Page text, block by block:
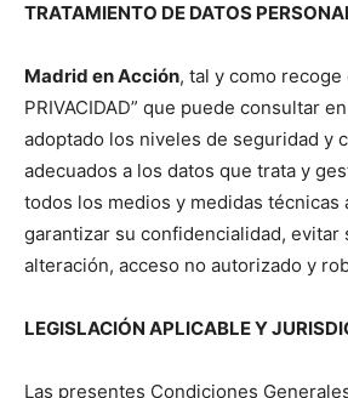
TRATAMIENTO DE DATOS
Madrid en Acción, tal y como recoge
PRIVACIDAD” que puede consultar
adoptado los niveles de seguridad y
adecuados a los datos que trata y
todos los medios y medidas técnicas
garantizar su confidencialidad, evitar
alteración, acceso no autorizado y
LEGISLACIÓN APLICABLE Y
Las presentes Condiciones